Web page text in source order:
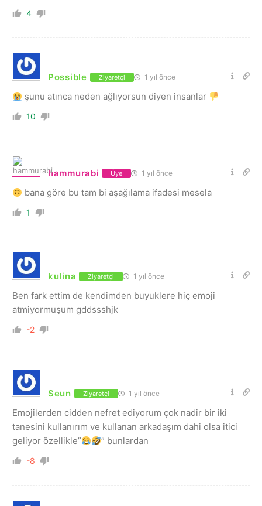
4
Possible Ziyaretçi 1 yıl önce
şunu atınca neden ağlıyorsun diyen insanlar
10
hammurabi Üye 1 yıl önce
bana göre bu tam bi aşağılama ifadesi mesela
1
kulina Ziyaretçi 1 yıl önce
Ben fark ettim de kendimden buyuklere hiç emoji
atmiyormuşum gddssshjk
-2
Seun Ziyaretçi 1 yıl önce
Emojilerden cidden nefret ediyorum çok nadir bir iki
tanesini kullanırım ve kullanan arkadaşım dahi olsa itici
geliyor özellikle”
” bunlardan
-8